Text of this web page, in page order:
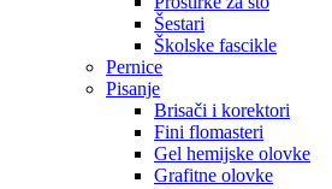
Šestari
Školske fascikle
Pernice
Pisanje
Brisači i korektori
Fini flomasteri
Gel hemijske olovke
Grafitne olovke